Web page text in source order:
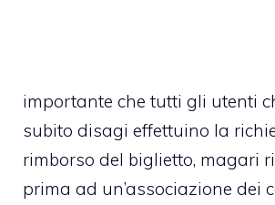
importante che tutti gli utenti
subito disagi effettuino la
rimborso del biglietto, magari
prima ad un’associazione dei